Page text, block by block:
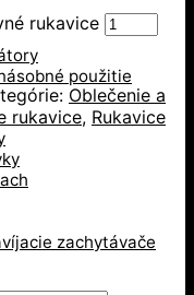
použitie
zachytávače
rukavice
Oblečenie a
rukavice, Rukavice